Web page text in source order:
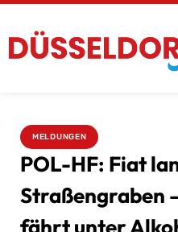
MELDUNGEN
POL-HF: Fiat
Straßengraben
fährt unter